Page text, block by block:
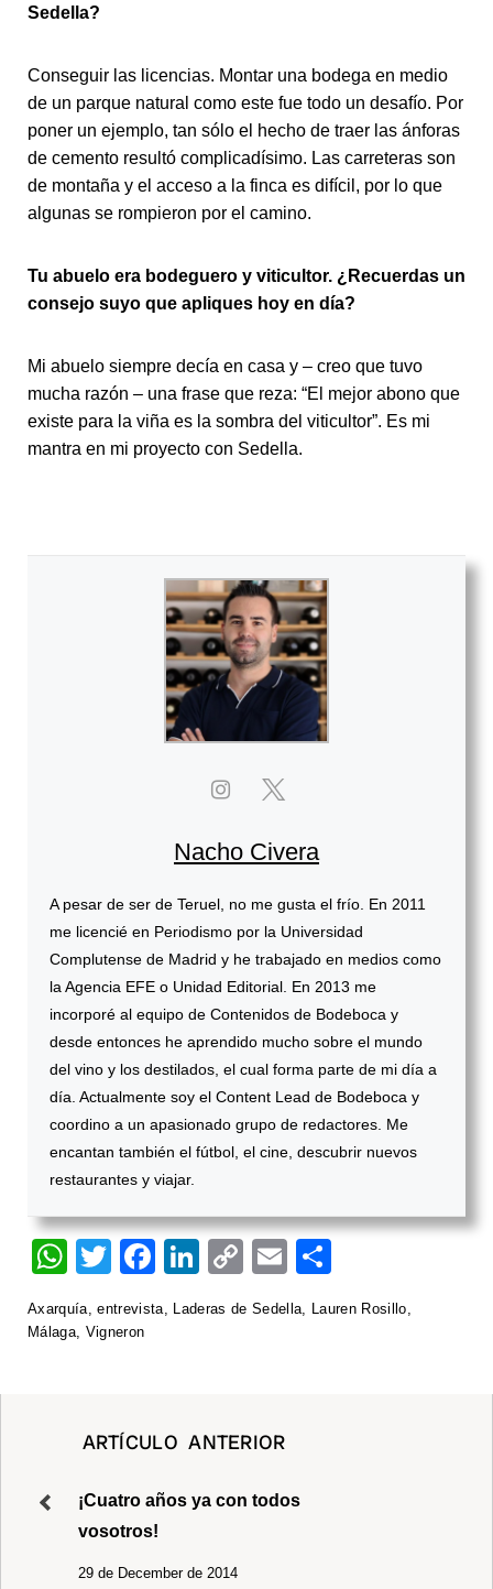
Sedella?
Conseguir las licencias. Montar una bodega en medio
de un parque natural como este fue todo un desafío. Por
poner un ejemplo, tan sólo el hecho de traer las ánforas
de cemento resultó complicadísimo. Las carreteras son
de montaña y el acceso a la finca es difícil, por lo que
algunas se rompieron por el camino.
Tu abuelo era bodeguero y viticultor. ¿Recuerdas un
consejo suyo que apliques hoy en día?
Mi abuelo siempre decía en casa y – creo que tuvo
mucha razón – una frase que reza: “El mejor abono que
existe para la viña es la sombra del viticultor”. Es mi
mantra en mi proyecto con Sedella.
Nacho Civera
A pesar de ser de Teruel, no me gusta el frío. En 2011
me licencié en Periodismo por la Universidad
Complutense de Madrid y he trabajado en medios como
la Agencia EFE o Unidad Editorial. En 2013 me
incorporé al equipo de Contenidos de Bodeboca y
desde entonces he aprendido mucho sobre el mundo
del vino y los destilados, el cual forma parte de mi día a
día. Actualmente soy el Content Lead de Bodeboca y
coordino a un apasionado grupo de redactores. Me
encantan también el fútbol, el cine, descubrir nuevos
restaurantes y viajar.
W
at
p
T
tt
F
c
o
k
Li
k
n
C
p
n
E
ail ar
Axarquía,entrevista, Laderas de Sedella, Lauren Rosillo,
Málaga, Vigneron
ARTÍCULO ANTERIOR
¡Cuatro años ya con todos
vosotros!
29 de December de 2014